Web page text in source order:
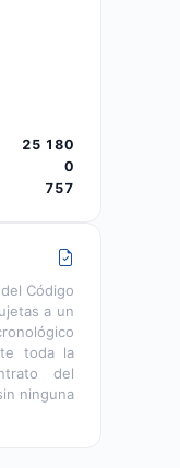
25 180
0
757
Código
a un
toda la
del
ninguna